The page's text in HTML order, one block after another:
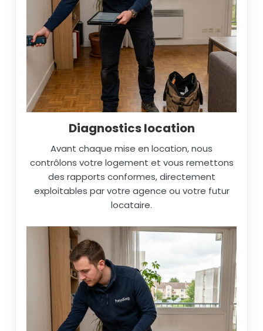
Diagnostics location
Avant chaque mise en location, nous
contrôlons votre logement et vous remettons
des rapports conformes, directement
exploitables par votre agence ou votre futur
locataire.